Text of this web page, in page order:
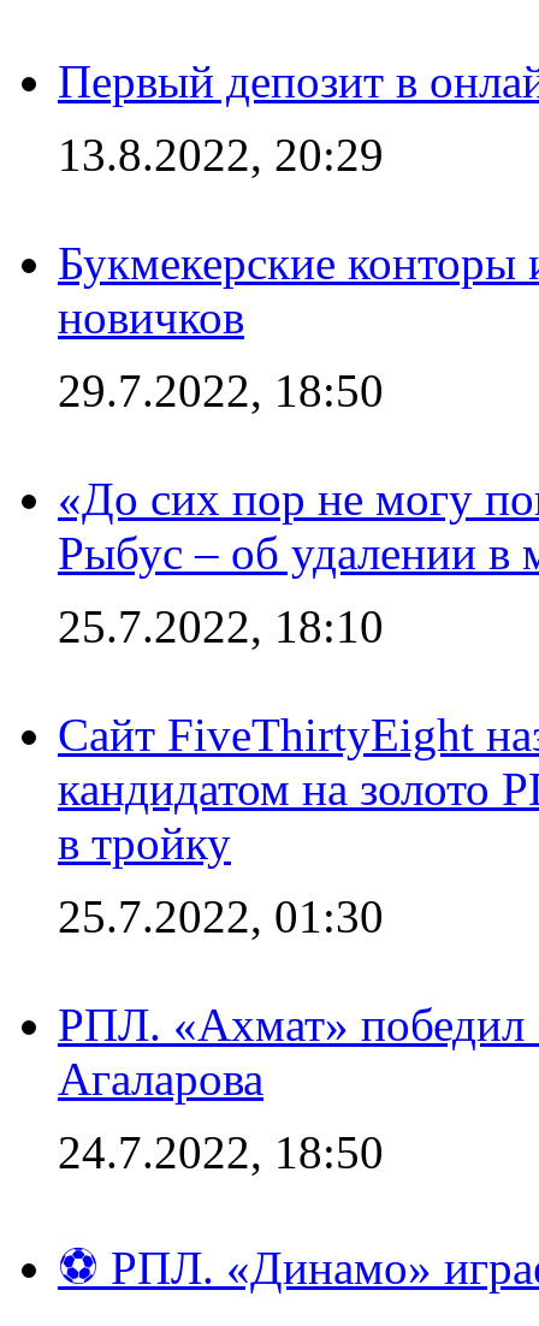
Первый депозит в
13.8.2022, 20:29
Букмекерские конторы
новичков
29.7.2022, 18:50
«До сих пор не могу
Рыбус – об удалении в
25.7.2022, 18:10
Сайт FiveThirtyEight
кандидатом на
в тройку
25.7.2022, 01:30
РПЛ. «Ахмат» победил
Агаларова
24.7.2022, 18:50
⚽ РПЛ. «Динамо»